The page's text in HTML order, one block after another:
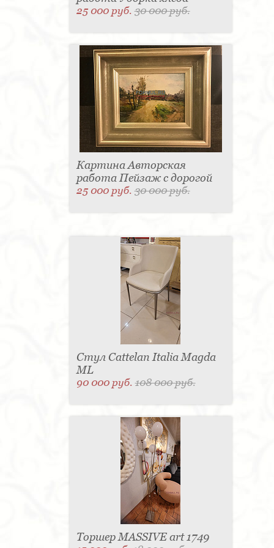
25 000 руб.30 000 руб.
Картина Авторская
работа Пейзаж с дорогой
25 000 руб.30 000 руб.
Стул Cattelan Italia Magda
ML
90 000 руб.108 000 руб.
Торшер MASSIVE art 1749